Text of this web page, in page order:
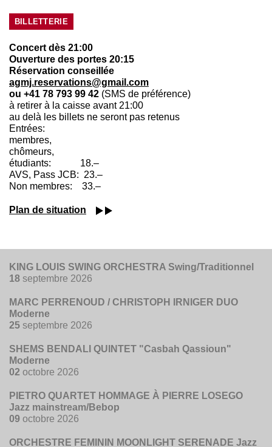
BILLETTERIE
Concert dès 21:00
Ouverture des portes 20:15
Réservation conseillée
agmj.reservations@gmail.com
ou +41 78 793 99 42 (SMS de préférence)
à retirer à la caisse avant 21:00
au delà les billets ne seront pas retenus
Entrées:
membres,
chômeurs,
étudiants: 18.–
AVS, Pass JCB: 23.–
Non membres: 33.–
Plan de situation
KING LOUIS SWING ORCHESTRA Swing/Traditionnel
18 septembre 2026
MARC PERRENOUD / CHRISTOPH IRNIGER DUO
Moderne
25 septembre 2026
SHEMS BENDALI QUINTET "Casbah Qassioun"
Moderne
02 octobre 2026
PIETRO QUARTET HOMMAGE À PIERRE LOSEGO
Jazz mainstream/Bebop
09 octobre 2026
ORCHESTRE FEMININ MOONLIGHT SERENADE Jazz